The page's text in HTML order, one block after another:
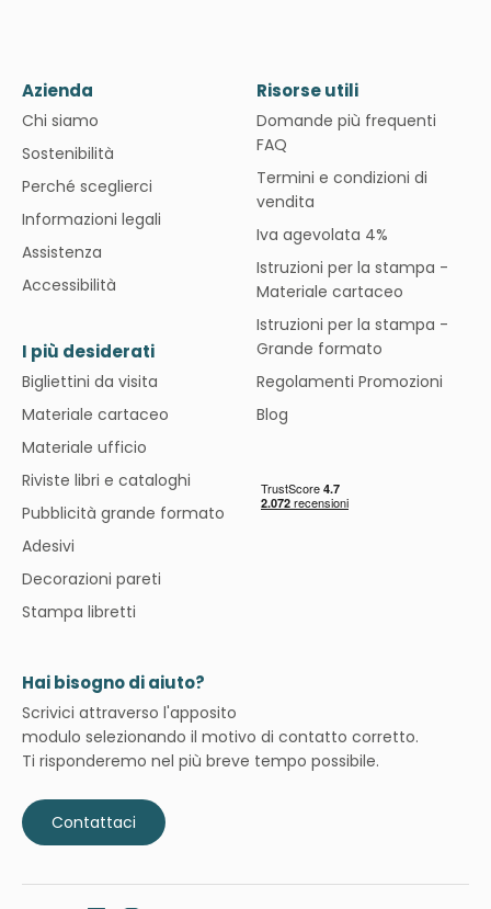
Azienda
Chi siamo
Sostenibilità
Perché sceglierci
Informazioni legali
Assistenza
Accessibilità
Risorse utili
Domande più frequenti
FAQ
Termini e condizioni di
vendita
Iva agevolata 4%
Istruzioni per la stampa -
Materiale cartaceo
Istruzioni per la stampa -
Grande formato
Regolamenti Promozioni
Blog
I più desiderati
Bigliettini da visita
Materiale cartaceo
Materiale ufficio
Riviste libri e cataloghi
Pubblicità grande formato
Adesivi
Decorazioni pareti
Stampa libretti
Hai bisogno di aiuto?
Scrivici attraverso l'apposito
modulo selezionando il motivo di contatto corretto.
Ti risponderemo nel più breve tempo possibile.
Contattaci